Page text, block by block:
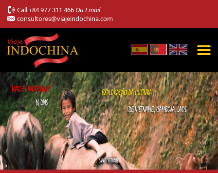
Call+84 977 311 466 Ou Email
consultores@viajeindochina.com